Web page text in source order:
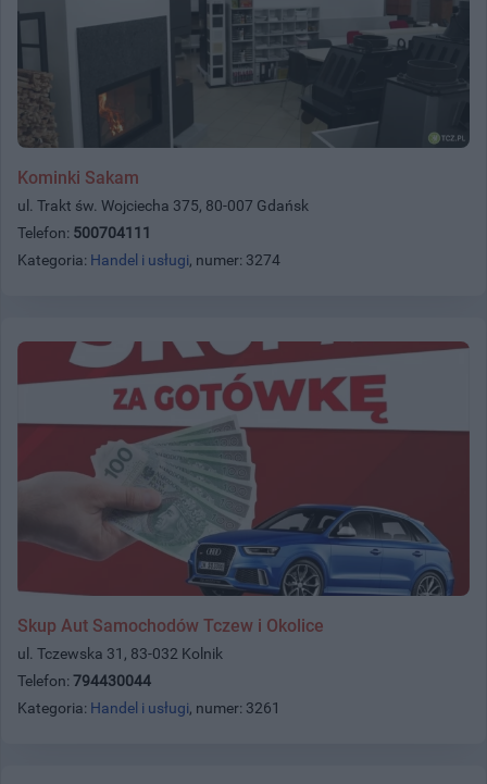
Kominki Sakam
ul. Trakt św. Wojciecha 375, 80-007 Gdańsk
Telefon: 500704111
Kategoria: Handel i usługi, numer: 3274
Skup Aut Samochodów Tczew i Okolice
ul. Tczewska 31, 83-032 Kolnik
Telefon: 794430044
Kategoria: Handel i usługi, numer: 3261